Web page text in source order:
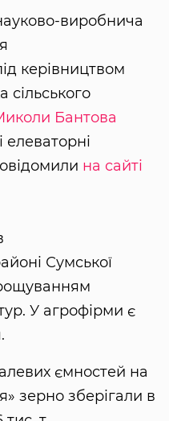
виробнича
керівництвом
сільського
Бантова
елеваторні
на сайті
Сумської
У агрофірми є
ємностей на
зерно зберігали в